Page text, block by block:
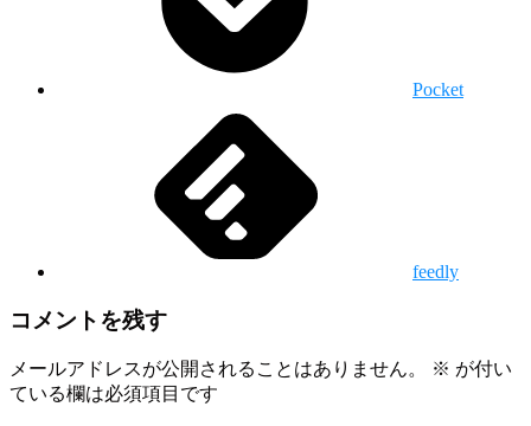
Pocket
feedly
コメントを残す
メールアドレスが公開されることはありません。 ※ が付い
ている欄は必須項目です